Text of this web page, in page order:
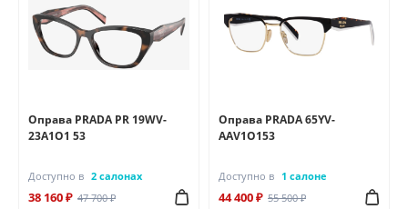
Оправа PRADA PR 19WV-
23A1O1 53
Доступно в 2 салонах
38 160 ₽ 47 700 ₽
Оправа PRADA 65YV-
AAV1O153
Доступно в 1 салоне
44 400 ₽ 55 500 ₽